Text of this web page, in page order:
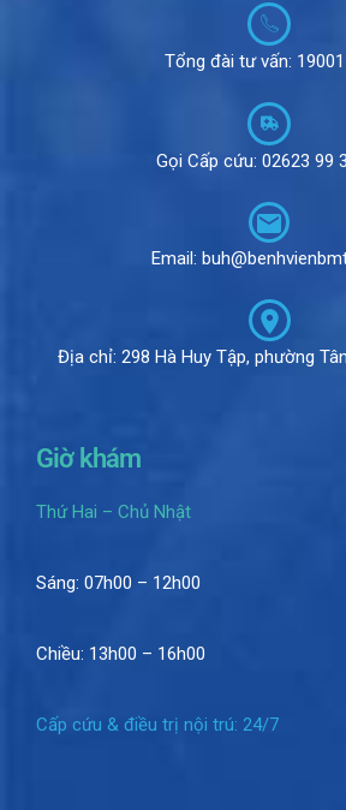
Tổng đài tư vấn:
Gọi Cấp cứu: 02623 99
Email:
Địa chỉ: 298 Hà Huy Tập, phường
Giờ khám
Thứ Hai – Chủ Nhật
Sáng: 07h00 – 12h00
Chiều: 13h00 – 16h00
Cấp cứu & điều trị nội trú: 24/7